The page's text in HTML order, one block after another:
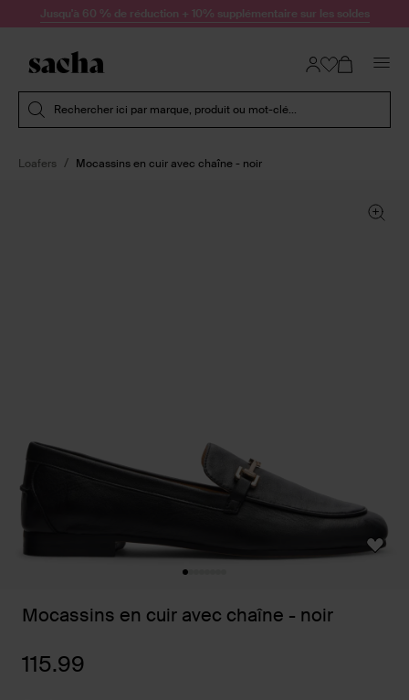
Passer au contenu
Jusqu'à 60 % de réduction + 10% supplémentaire sur les soldes
Rechercher ici par marque, produit ou mot-clé...
Loafers Mocassins en cuir avec chaîne - noir
Mocassins en cuir avec chaîne - noir
115.99